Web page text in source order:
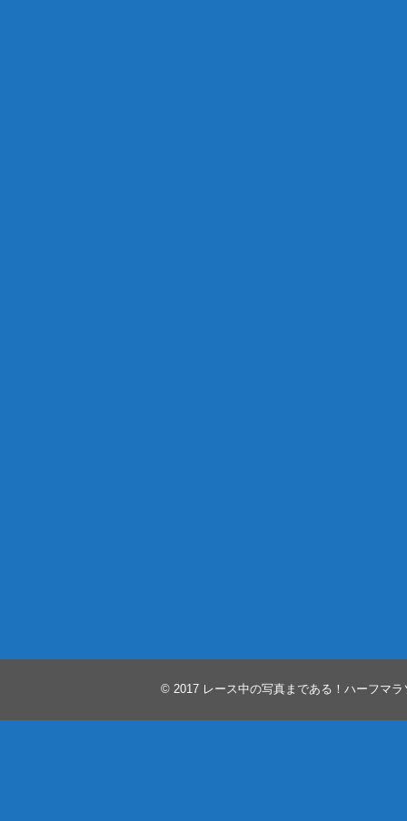
© 2017 レース中の写真まである！ハーフマ